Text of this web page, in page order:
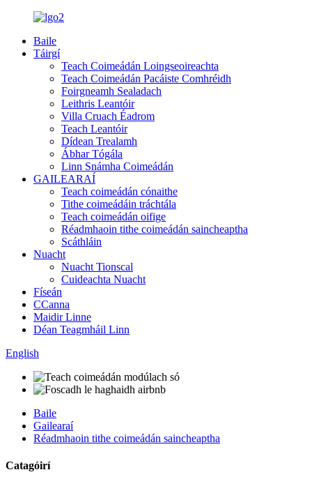
Baile
Táirgí
Teach Coimeádán Loingseoireachta
Teach Coimeádán Pacáiste Comhréidh
Foirgneamh Sealadach
Leithris Leantóir
Villa Cruach Éadrom
Teach Leantóir
Dídean Trealamh
Ábhar Tógála
Linn Snámha Coimeádán
GAILEARAÍ
Teach coimeádán cónaithe
Tithe coimeádáin tráchtála
Teach coimeádán oifige
Réadmhaoin tithe coimeádán saincheaptha
Scáthláin
Nuacht
Nuacht Tionscal
Cuideachta Nuacht
Físeán
CCanna
Maidir Linne
Déan Teagmháil Linn
English
Baile
Gailearaí
Réadmhaoin tithe coimeádán saincheaptha
Catagóirí